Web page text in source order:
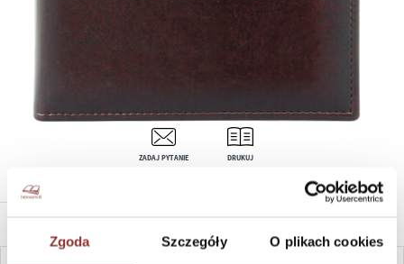
Zgoda Szczegóły O plikach cookies
ZADAJ PYTANIE DRUKUJ